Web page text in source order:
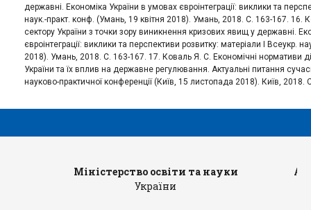
державні. Економіка України в умовах євроінтеграції: виклики та
наук.-практ. конф. (Умань, 19 квітня 2018). Умань, 2018. С. 163-167. 16.
сектору України з точки зору виникнення кризових явищ у державні.
євроінтеграції: виклики та перспективи розвитку: матеріали І Всеукр.
2018). Умань, 2018. С. 163-167. 17. Коваль Я. С. Економічні нормативи
України та їх вплив на державне регулювання. Актуальні питання
науково-практичної конференції (Київ, 15 листопада 2018). Київ, 2018.
Міністерство освіти та науки
України